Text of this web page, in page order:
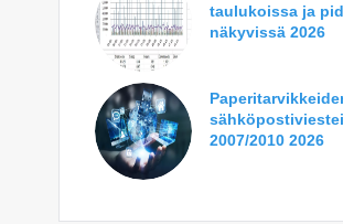
taulukoissa ja
näkyvissä 2026
2007/2010 2026